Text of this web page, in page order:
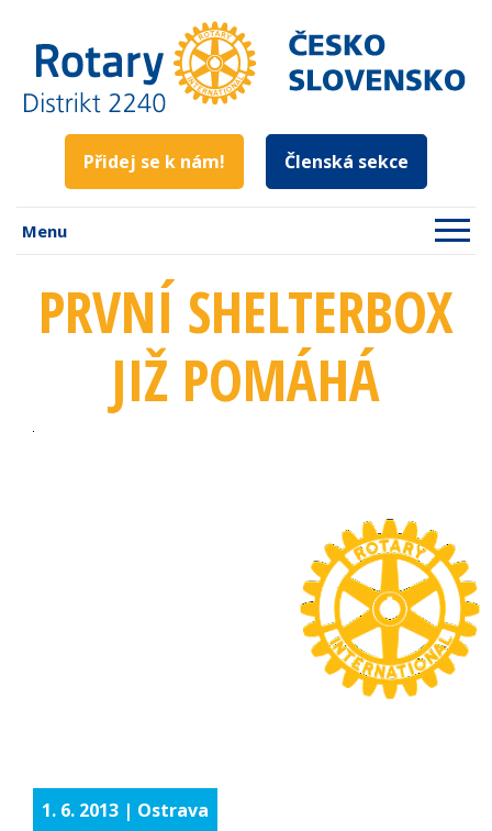
Přidej se k nám! Členská sekce
Menu
PRVNÍ SHELTERBOX
JIŽ POMÁHÁ
1. 6. 2013 | Ostrava